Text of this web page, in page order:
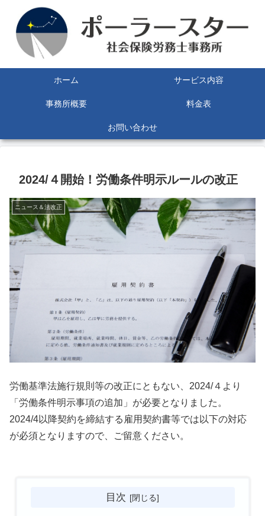
ホーム サービス内容
事務所概要 料金表
お問い合わせ
2024/４開始！労働条件明示ルールの改正
ニュース＆法改正
労働基準法施行規則等の改正にともない、2024/４より
「労働条件明示事項の追加」が必要となりました。
2024/4以降契約を締結する雇用契約書等では以下の対応
が必須となりますので、ご留意ください。
目次